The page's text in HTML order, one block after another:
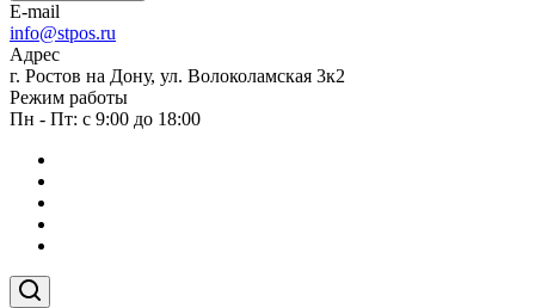
E-mail
info@stpos.ru
Адрес
г. Ростов на Дону, ул. Волоколамская 3к2
Режим работы
Пн - Пт: с 9:00 до 18:00